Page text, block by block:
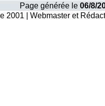
Page générée le 06/8/
2001 | Webmaster et